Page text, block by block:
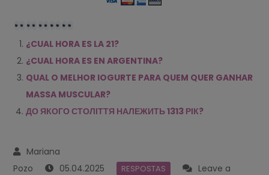
¿CUAL HORA ES LA 21?
¿CUAL HORA ES EN ARGENTINA?
QUAL O MELHOR IOGURTE PARA QUEM QUER GANHAR
MASSA MUSCULAR?
ДО ЯКОГО СТОЛІТТЯ НАЛЕЖИТЬ 1313 РІК?
05.04.2025 RESPOSTAS
Leave a